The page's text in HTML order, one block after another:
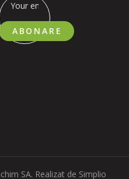
ABONARE
SA. Realizat de Simplio